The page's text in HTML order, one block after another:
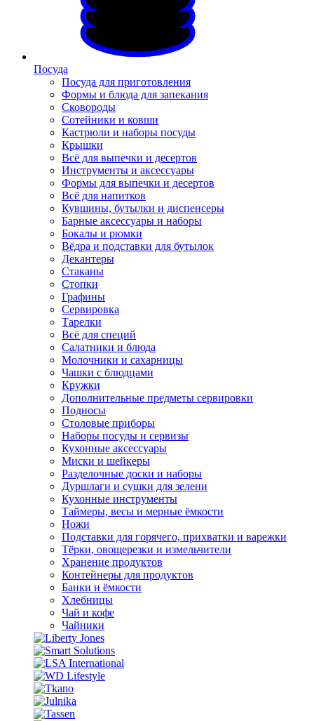
Посуда
Посуда для приготовления
Формы и блюда для запекания
Сковороды
Сотейники и ковши
Кастрюли и наборы посуды
Крышки
Всё для выпечки и десертов
Инструменты и аксессуары
Формы для выпечки и десертов
Всё для напитков
Кувшины, бутылки и диспенсеры
Барные аксессуары и наборы
Бокалы и рюмки
Вёдра и подставки для бутылок
Декантеры
Стаканы
Стопки
Графины
Сервировка
Тарелки
Всё для специй
Салатники и блюда
Молочники и сахарницы
Чашки с блюдцами
Кружки
Дополнительные предметы сервировки
Подносы
Столовые приборы
Наборы посуды и сервизы
Кухонные аксессуары
Миски и шейкеры
Разделочные доски и наборы
Дуршлаги и сушки для зелени
Кухонные инструменты
Таймеры, весы и мерные ёмкости
Ножи
Подставки для горячего, прихватки и варежки
Тёрки, овощерезки и измельчители
Хранение продуктов
Контейнеры для продуктов
Банки и ёмкости
Хлебницы
Чай и кофе
Чайники